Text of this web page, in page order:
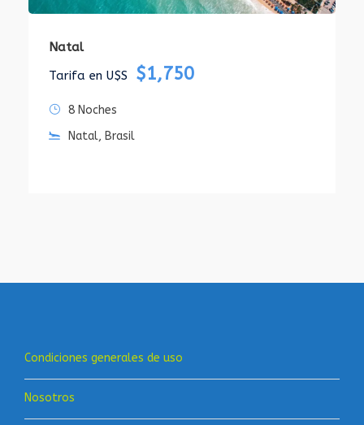
Natal
Tarifa en U$S
$1,750
8 Noches
Natal, Brasil
Condiciones generales de uso
Nosotros